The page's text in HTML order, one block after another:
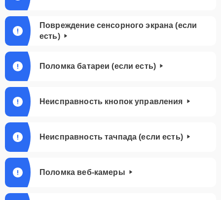
Повреждение сенсорного экрана (если
есть)
Поломка батареи (если есть)
Неисправность кнопок управления
Неисправность тачпада (если есть)
Поломка веб-камеры